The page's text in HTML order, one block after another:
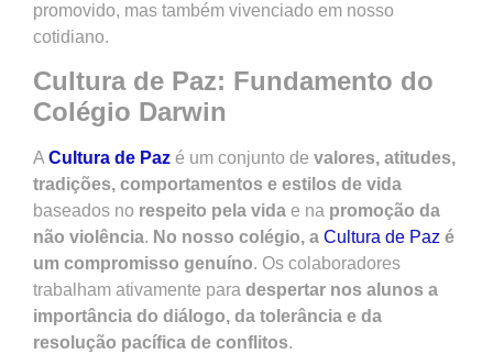
promovido, mas também vivenciado em nosso
cotidiano.
Cultura de Paz: Fundamento do
Colégio Darwin
A Cultura de Paz é um conjunto de valores, atitudes,
tradições, comportamentos e estilos de vida
baseados no respeito pela vida e na promoção da
não violência. No nosso colégio, a Cultura de Paz é
um compromisso genuíno. Os colaboradores
trabalham ativamente para despertar nos alunos a
importância do diálogo, da tolerância e da
resolução pacífica de conflitos.